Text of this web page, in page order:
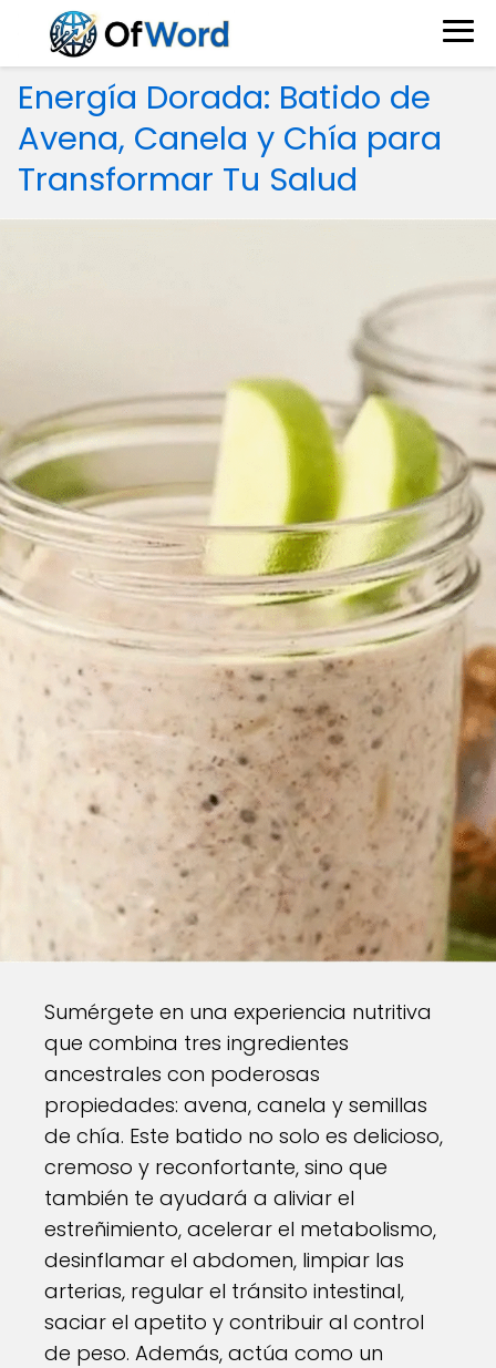
Energía Dorada: Batido de
Avena, Canela y Chía para
Transformar Tu Salud
Sumérgete en una experiencia nutritiva
que combina tres ingredientes
ancestrales con poderosas
propiedades: avena, canela y semillas
de chía. Este batido no solo es delicioso,
cremoso y reconfortante, sino que
también te ayudará a aliviar el
estreñimiento, acelerar el metabolismo,
desinflamar el abdomen, limpiar las
arterias, regular el tránsito intestinal,
saciar el apetito y contribuir al control
de peso. Además, actúa como un